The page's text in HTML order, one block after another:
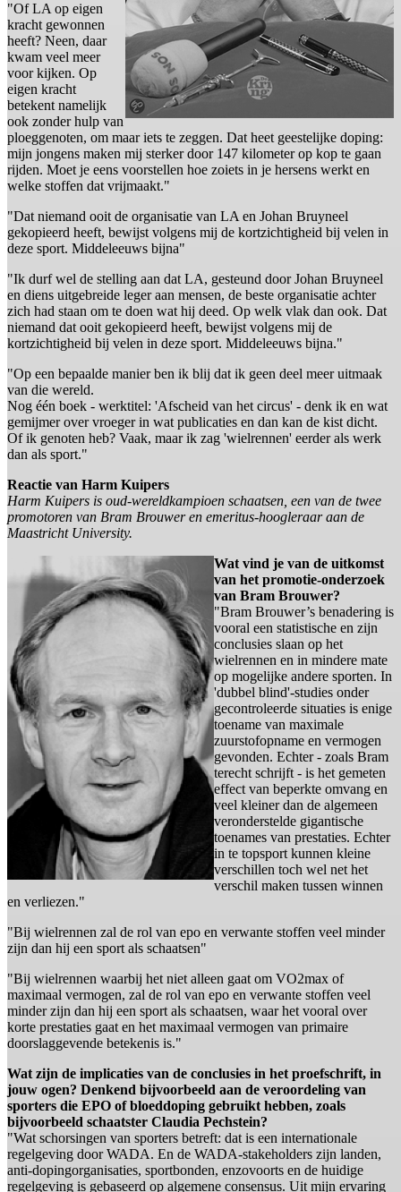
"Of LA op eigen
kracht gewonnen
heeft? Neen, daar
kwam veel meer
voor kijken. Op
eigen kracht
betekent namelijk
ook zonder hulp van
ploeggenoten, om maar iets te zeggen. Dat heet geestelijke doping:
mijn jongens maken mij sterker door 147 kilometer op kop te gaan
rijden. Moet je eens voorstellen hoe zoiets in je hersens werkt en
welke stoffen dat vrijmaakt."
"Dat niemand ooit de organisatie van LA en Johan Bruyneel
gekopieerd heeft, bewijst volgens mij de kortzichtigheid bij velen in
deze sport. Middeleeuws bijna"
"Ik durf wel de stelling aan dat LA, gesteund door Johan Bruyneel
en diens uitgebreide leger aan mensen, de beste organisatie achter
zich had staan om te doen wat hij deed. Op welk vlak dan ook. Dat
niemand dat ooit gekopieerd heeft, bewijst volgens mij de
kortzichtigheid bij velen in deze sport. Middeleeuws bijna."
"Op een bepaalde manier ben ik blij dat ik geen deel meer uitmaak
van die wereld.
Nog één boek - werktitel: 'Afscheid van het circus' - denk ik en wat
gemijmer over vroeger in wat publicaties en dan kan de kist dicht.
Of ik genoten heb? Vaak, maar ik zag 'wielrennen' eerder als werk
dan als sport."
Reactie van Harm Kuipers
Harm Kuipers is oud-wereldkampioen schaatsen, een van de twee
promotoren van Bram Brouwer en emeritus-hoogleraar aan de
Maastricht University.
Wat vind je van de uitkomst
van het promotie-onderzoek
van Bram Brouwer?
"Bram Brouwer’s benadering is
vooral een statistische en zijn
conclusies slaan op het
wielrennen en in mindere mate
op mogelijke andere sporten. In
'dubbel blind'-studies onder
gecontroleerde situaties is enige
toename van maximale
zuurstofopname en vermogen
gevonden. Echter - zoals Bram
terecht schrijft - is het gemeten
effect van beperkte omvang en
veel kleiner dan de algemeen
veronderstelde gigantische
toenames van prestaties. Echter
in te topsport kunnen kleine
verschillen toch wel net het
verschil maken tussen winnen
en verliezen."
"Bij wielrennen zal de rol van epo en verwante stoffen veel minder
zijn dan hij een sport als schaatsen"
"Bij wielrennen waarbij het niet alleen gaat om VO2max of
maximaal vermogen, zal de rol van epo en verwante stoffen veel
minder zijn dan hij een sport als schaatsen, waar het vooral over
korte prestaties gaat en het maximaal vermogen van primaire
doorslaggevende betekenis is."
Wat zijn de implicaties van de conclusies in het proefschrift, in
jouw ogen? Denkend bijvoorbeeld aan de veroordeling van
sporters die EPO of bloeddoping gebruikt hebben, zoals
bijvoorbeeld schaatster Claudia Pechstein?
"Wat schorsingen van sporters betreft: dat is een internationale
regelgeving door WADA. En de WADA-stakeholders zijn landen,
anti-dopingorganisaties, sportbonden, enzovoorts en de huidige
regelgeving is gebaseerd op algemene consensus. Uit mijn ervaring